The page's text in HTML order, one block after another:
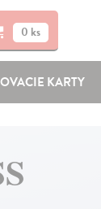
0 ks
KARTY